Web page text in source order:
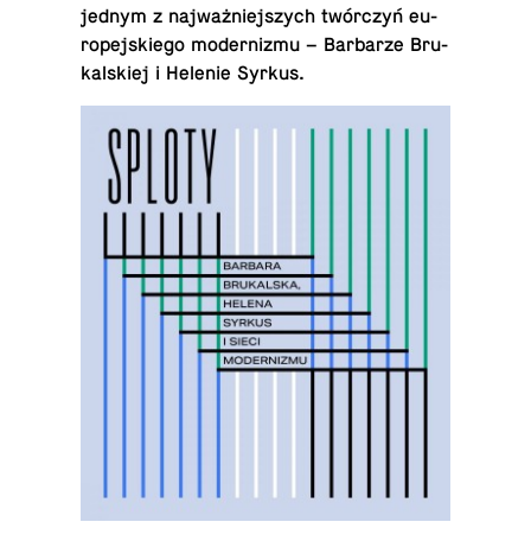
jednym z naj­waż­niej­szych twór­czyń eu­
ro­pej­skie­go mo­der­ni­zmu – Bar­ba­rze Bru­
kal­skiej i Helenie Syrkus.